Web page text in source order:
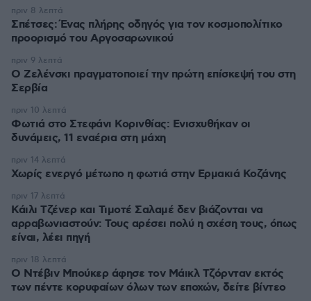
Σπέτσες: Ένας πλήρης οδηγός για τον κοσμοπολίτικο
προορισμό του Αργοσαρωνικού
πριν 8 λεπτά
Ο Ζελένσκι πραγματοποιεί την πρώτη επίσκεψή του στη
Σερβία
πριν 9 λεπτά
Φωτιά στο Στεφάνι Κορινθίας: Ενισχυθήκαν οι
δυνάμεις, 11 εναέρια στη μάχη
πριν 10 λεπτά
Χωρίς ενεργό μέτωπο η φωτιά στην Ερμακιά Κοζάνης
πριν 14 λεπτά
Κάιλι Τζένερ και Τιμοτέ Σαλαμέ δεν βιάζονται να
αρραβωνιαστούν: Τους αρέσει πολύ η σχέση τους, όπως
είναι, λέει πηγή
πριν 17 λεπτά
Ο Ντέβιν Μπούκερ άφησε τον Μάικλ Τζόρνταν εκτός
των πέντε κορυφαίων όλων των εποχών, δείτε βίντεο
πριν 18 λεπτά